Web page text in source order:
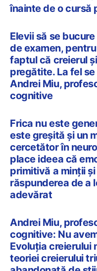
înainte de o cursă
Elevii să se
de examen,
faptul că creierul
pregătite. La fel
Andrei Miu,
cognitive
Frica nu este
este greșită și un
cercetător în
place ideea că
primitivă a minții
răspunderea de a
adevărat
Andrei Miu,
cognitive: Nu
Evoluția creierului
teoriei creierului